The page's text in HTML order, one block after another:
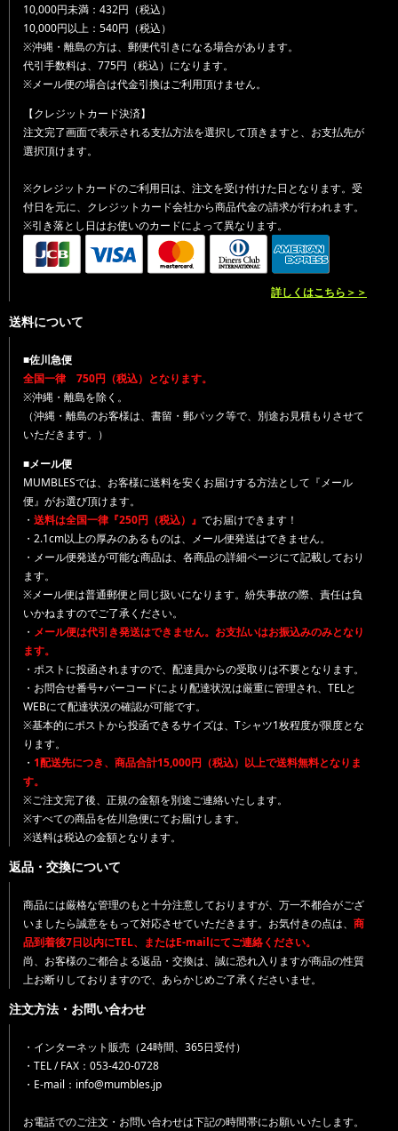
10,000円未満：432円（税込）
10,000円以上：540円（税込）
※沖縄・離島の方は、郵便代引きになる場合があります。
代引手数料は、775円（税込）になります。
※メール便の場合は代金引換はご利用頂けません。
【クレジットカード決済】
注文完了画面で表示される支払方法を選択して頂きますと、お支払先が
選択頂けます。
※クレジットカードのご利用日は、注文を受け付けた日となります。受
付日を元に、クレジットカード会社から商品代金の請求が行われます。
※引き落とし日はお使いのカードによって異なります。
詳しくはこちら＞＞
送料について
■佐川急便
全国一律 750円（税込）となります。
※沖縄・離島を除く。
（沖縄・離島のお客様は、書留・郵パック等で、別途お見積もりさせて
いただきます。）
■メール便
MUMBLESでは、お客様に送料を安くお届けする方法として『メール
便』がお選び頂けます。
・ 送料は全国一律『250円（税込）』 でお届けできます！
・2.1cm以上の厚みのあるものは、メール便発送はできません。
・メール便発送が可能な商品は、各商品の詳細ページにて記載しており
ます。
※メール便は普通郵便と同じ扱いになります。紛失事故の際、責任は負
いかねますのでご了承ください。
・ メール便は代引き発送はできません。お支払いはお振込みのみとなり
ます。
・ポストに投函されますので、配達員からの受取りは不要となります。
・お問合せ番号+バーコードにより配達状況は厳重に管理され、TELと
WEBにて配達状況の確認が可能です。
※基本的にポストから投函できるサイズは、Tシャツ1枚程度が限度とな
ります。
・ 1配送先につき、商品合計15,000円（税込）以上で送料無料となりま
す。
※ご注文完了後、正規の金額を別途ご連絡いたします。
※すべての商品を佐川急便にてお届けします。
※送料は税込の金額となります。
返品・交換について
商品には厳格な管理のもと十分注意しておりますが、万一不都合がござ
いましたら誠意をもって対応させていただきます。お気付きの点は、 商
品到着後7日以内にTEL、またはE-mailにてご連絡ください。
尚、お客様のご都合よる返品・交換は、誠に恐れ入りますが商品の性質
上お断りしておりますので、あらかじめご了承くださいませ。
注文方法・お問い合わせ
・インターネット販売（24時間、365日受付）
・TEL / FAX：053-420-0728
・E-mail：info@mumbles.jp
お電話でのご注文・お問い合わせは下記の時間帯にお願いいたします。